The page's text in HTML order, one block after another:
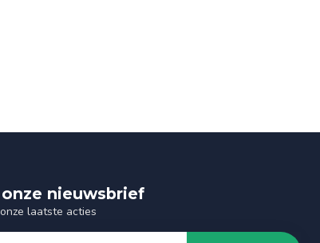
nieuwsbrief
laatste acties